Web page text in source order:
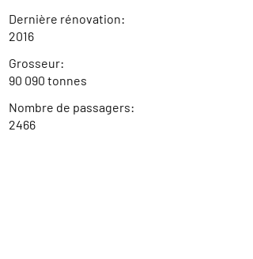
Dernière rénovation:
2016
Grosseur:
90 090 tonnes
Nombre de passagers:
2466